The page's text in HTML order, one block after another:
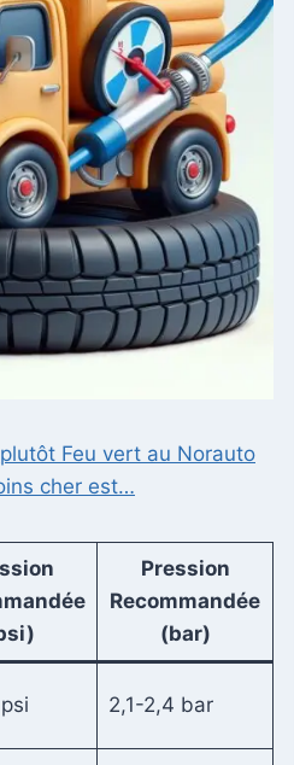
Feu vert au Norauto
cher est…
Pression
Recommandée
(bar)
2,1-2,4 bar